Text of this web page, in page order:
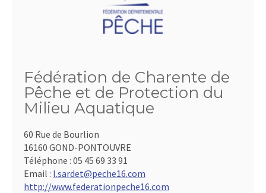
Fédération de Charente de
Pêche et de Protection du
Milieu Aquatique
60 Rue de Bourlion
16160 GOND-PONTOUVRE
Téléphone : 05 45 69 33 91
Email : l.sardet@peche16.com
http://www.federationpeche16.com